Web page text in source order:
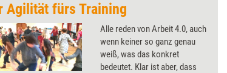
Agilität fürs Training
Alle reden von Arbeit 4.0, auch
wenn keiner so ganz genau
weiß, was das konkret
bedeutet. Klar ist aber, dass